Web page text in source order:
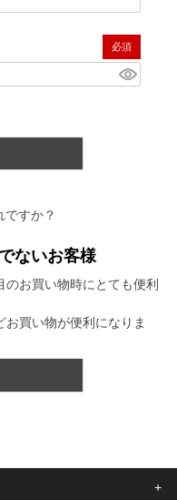
(必須)
ですか？
ないお客様
お買い物時にとても便利
買い物が便利になりま